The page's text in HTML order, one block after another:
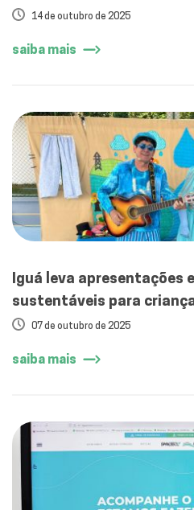
sustentabilidade
14 de outubro de 2025
saiba mais
Iguá leva apresentações
sustentáveis para
Preto07 de outubro de 2025
saiba mais